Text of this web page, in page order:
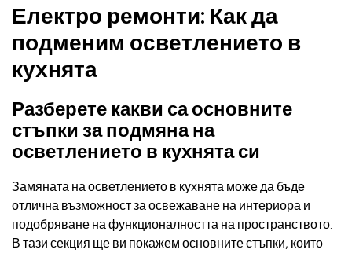
Електро ремонти: Как да
подменим осветлението в
кухнята
Разберете какви са основните
стъпки за подмяна на
осветлението в кухнята си
Замяната на осветлението в кухнята може да бъде
отлична възможност за освежаване на интериора и
подобряване на функционалността на пространството.
В тази секция ще ви покажем основните стъпки, които